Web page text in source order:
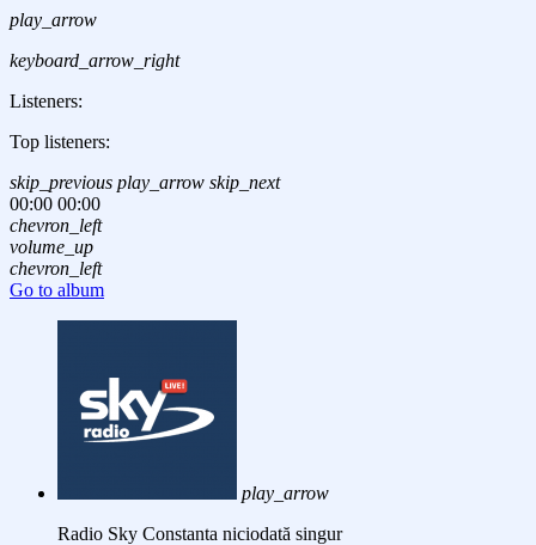
play_arrow
keyboard_arrow_right
Listeners:
Top listeners:
skip_previous play_arrow skip_next
00:00 00:00
chevron_left
volume_up
chevron_left
Go to album
play_arrow
Radio Sky Constanta niciodată singur